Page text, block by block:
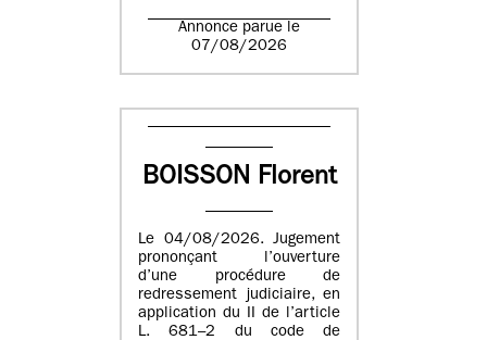
Annonce parue le
07/08/2026
BOISSON Florent
Le 04/08/2026. Jugement
prononçant l’ouverture
d’une procédure de
redressement judiciaire, en
application du II de l’article
L. 681–2 du code de